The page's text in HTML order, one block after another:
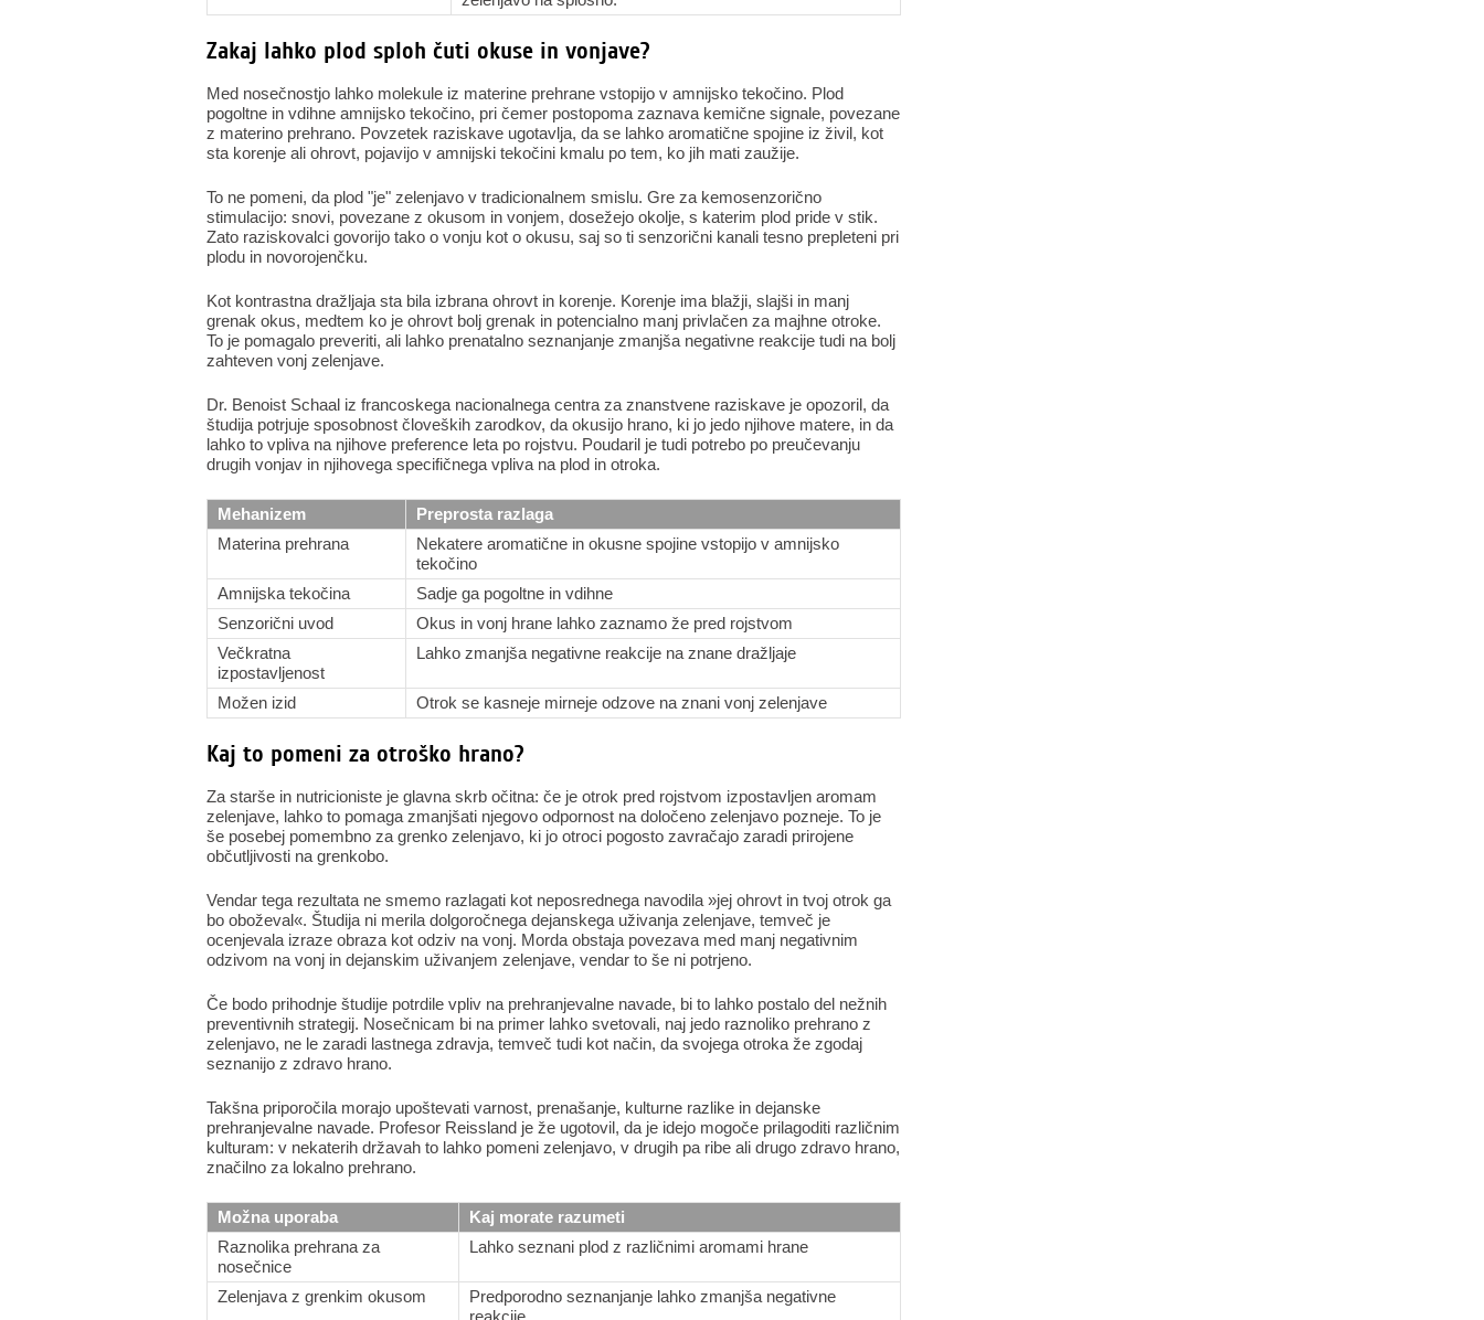
Zakaj lahko plod sploh čuti okuse in vonjave?
Med nosečnostjo lahko molekule iz materine prehrane vstopijo v amnijsko tekočino. Plod
pogoltne in vdihne amnijsko tekočino, pri čemer postopoma zaznava kemične signale, povezane
z materino prehrano. Povzetek raziskave ugotavlja, da se lahko aromatične spojine iz živil, kot
sta korenje ali ohrovt, pojavijo v amnijski tekočini kmalu po tem, ko jih mati zaužije.
To ne pomeni, da plod "je" zelenjavo v tradicionalnem smislu. Gre za kemosenzorično
stimulacijo: snovi, povezane z okusom in vonjem, dosežejo okolje, s katerim plod pride v stik.
Zato raziskovalci govorijo tako o vonju kot o okusu, saj so ti senzorični kanali tesno prepleteni pri
plodu in novorojenčku.
Kot kontrastna dražljaja sta bila izbrana ohrovt in korenje. Korenje ima blažji, slajši in manj
grenak okus, medtem ko je ohrovt bolj grenak in potencialno manj privlačen za majhne otroke.
To je pomagalo preveriti, ali lahko prenatalno seznanjanje zmanjša negativne reakcije tudi na bolj
zahteven vonj zelenjave.
Dr. Benoist Schaal iz francoskega nacionalnega centra za znanstvene raziskave je opozoril, da
študija potrjuje sposobnost človeških zarodkov, da okusijo hrano, ki jo jedo njihove matere, in da
lahko to vpliva na njihove preference leta po rojstvu. Poudaril je tudi potrebo po preučevanju
drugih vonjav in njihovega specifičnega vpliva na plod in otroka.
Mehanizem
Preprosta razlaga
Materina prehrana
Nekatere aromatične in okusne spojine vstopijo v amnijsko
tekočino
Amnijska tekočina
Sadje ga pogoltne in vdihne
Senzorični uvod
Okus in vonj hrane lahko zaznamo že pred rojstvom
Večkratna
izpostavljenost
Lahko zmanjša negativne reakcije na znane dražljaje
Možen izid Otrok se kasneje mirneje odzove na znani vonj zelenjave
Kaj to pomeni za otroško hrano?
Za starše in nutricioniste je glavna skrb očitna: če je otrok pred rojstvom izpostavljen aromam
zelenjave, lahko to pomaga zmanjšati njegovo odpornost na določeno zelenjavo pozneje. To je
še posebej pomembno za grenko zelenjavo, ki jo otroci pogosto zavračajo zaradi prirojene
občutljivosti na grenkobo.
Vendar tega rezultata ne smemo razlagati kot neposrednega navodila »jej ohrovt in tvoj otrok ga
bo oboževal«. Študija ni merila dolgoročnega dejanskega uživanja zelenjave, temveč je
ocenjevala izraze obraza kot odziv na vonj. Morda obstaja povezava med manj negativnim
odzivom na vonj in dejanskim uživanjem zelenjave, vendar to še ni potrjeno.
Če bodo prihodnje študije potrdile vpliv na prehranjevalne navade, bi to lahko postalo del nežnih
preventivnih strategij. Nosečnicam bi na primer lahko svetovali, naj jedo raznoliko prehrano z
zelenjavo, ne le zaradi lastnega zdravja, temveč tudi kot način, da svojega otroka že zgodaj
seznanijo z zdravo hrano.
Takšna priporočila morajo upoštevati varnost, prenašanje, kulturne razlike in dejanske
prehranjevalne navade. Profesor Reissland je že ugotovil, da je idejo mogoče prilagoditi različnim
kulturam: v nekaterih državah to lahko pomeni zelenjavo, v drugih pa ribe ali drugo zdravo hrano,
značilno za lokalno prehrano.
Možna uporaba
Kaj morate razumeti
Raznolika prehrana za
nosečnice
Lahko seznani plod z različnimi aromami hrane
Zelenjava z grenkim okusom
Predporodno seznanjanje lahko zmanjša negativne
reakcije